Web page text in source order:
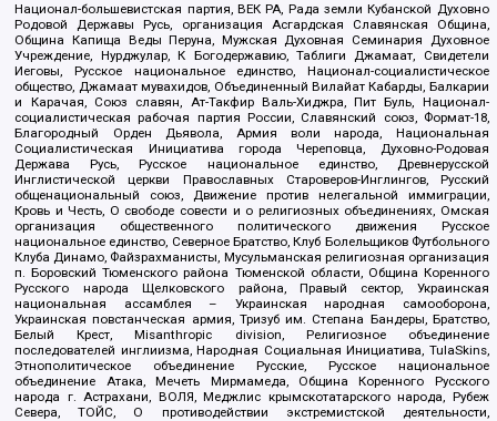
Национал-большевистская партия, ВЕК РА, Рада земли Кубанской Духовно
Родовой Державы Русь, организация Асгардская Славянская Община,
Община Капища Веды Перуна, Мужская Духовная Семинария Духовное
Учреждение, Нурджулар, К Богодержавию, Таблиги Джамаат, Свидетели
Иеговы, Русское национальное единство, Национал-социалистическое
общество, Джамаат мувахидов, Объединенный Вилайат Кабарды, Балкарии
и Карачая, Союз славян, Ат-Такфир Валь-Хиджра, Пит Буль, Национал-
социалистическая рабочая партия России, Славянский союз, Формат-18,
Благородный Орден Дьявола, Армия воли народа, Национальная
Социалистическая Инициатива города Череповца, Духовно-Родовая
Держава Русь, Русское национальное единство, Древнерусской
Инглистической церкви Православных Староверов-Инглингов, Русский
общенациональный союз, Движение против нелегальной иммиграции,
Кровь и Честь, О свободе совести и о религиозных объединениях, Омская
организация общественного политического движения Русское
национальное единство, Северное Братство, Клуб Болельщиков Футбольного
Клуба Динамо, Файзрахманисты, Мусульманская религиозная организация
п. Боровский Тюменского района Тюменской области, Община Коренного
Русского народа Щелковского района, Правый сектор, Украинская
национальная ассамблея – Украинская народная самооборона,
Украинская повстанческая армия, Тризуб им. Степана Бандеры, Братство,
Белый Крест, Misanthropic division, Религиозное объединение
последователей инглиизма, Народная Социальная Инициатива, TulaSkins,
Этнополитическое объединение Русские, Русское национальное
объединение Атака, Мечеть Мирмамеда, Община Коренного Русского
народа г. Астрахани, ВОЛЯ, Меджлис крымскотатарского народа, Рубеж
Севера, ТОЙС, О противодействии экстремистской деятельности,